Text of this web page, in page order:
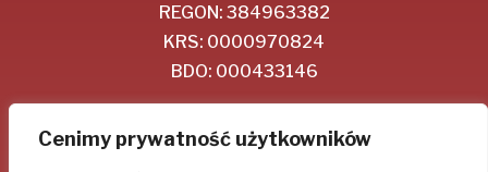
Cenimy prywatność użytkowników
REGON: 384963382
KRS: 0000970824
BDO: 000433146
Regulamin